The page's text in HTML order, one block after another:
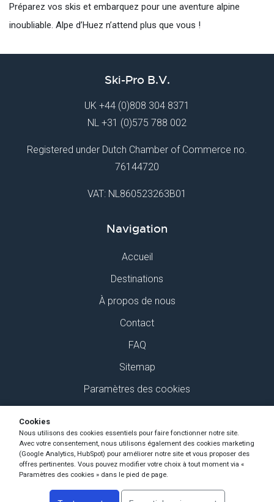
Préparez vos skis et embarquez pour une aventure alpine
inoubliable. Alpe d’Huez n’attend plus que vous !
Ski-Pro B.V.
UK +44 (0)808 304 8371
NL +31 (0)575 788 002
Registered under Dutch Chamber of Commerce no.
76144720
VAT: NL860523263B01
Navigation
Accueil
Destinations
À propos de nous
Contact
FAQ
Sitemap
Paramètres des cookies
Retrouvez-nous sur Social Media
Copyright Ski-Pro 2026 - Tous les droits sont réservés
Cookies
Nous utilisons des cookies essentiels pour faire fonctionner notre site.
Avec votre consentement, nous utilisons également des cookies marketing
(Google Analytics, HubSpot) pour améliorer notre site et vous proposer des
offres pertinentes. Vous pouvez modifier votre choix à tout moment via «
Paramètres des cookies » dans le pied de page.